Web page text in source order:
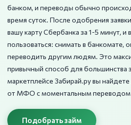
банком, и переводы обычно
время суток. После одобрения
вашу карту Сбербанка за 1-5 минут,
пользоваться: снимать в банкомате,
переводить другим людям. Это
привычный способ для большинства
маркетплейсе Забирай.ру вы
от МФО с моментальным переводом
Подобрать займ